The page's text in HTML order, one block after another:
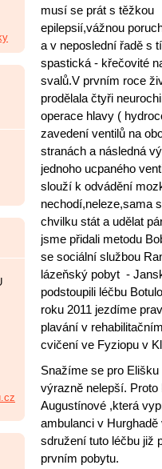
musí se prát s těžkou
epilepsií,vážnou
a v neposlední řadě s t
spastická - křečovité
svalů.V prvním roce
prodělala čtyři neuro
operace hlavy (
zavedení ventilů na
stranách a následná
jednoho ucpaného
slouží k odvádění
nechodí,neleze,sama
chvilku stát a udělat
jsme přidali metodu
se sociální službou
lázeňský pobyt -
podstoupili léčbu
roku 2011 jezdíme
plavání v
cvičení ve Fyziopu v
Snažíme se pro
výrazně nelepší.
Augustínové ,která
ambulanci v
sdružení tuto léčbu již
prvním pobytu.